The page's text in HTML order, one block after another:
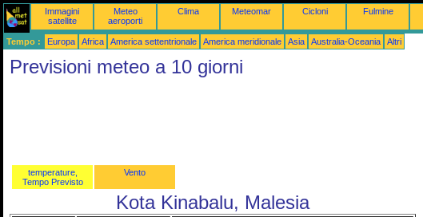
Immagini
satellite
Meteo
aeroporti
Clima Meteomar Cicloni Fulmine
Tempo : Europa Africa America settentrionale America meridionale Asia Australia-Oceania Altri
Previsioni meteo a 10 giorni
temperature,
Tempo Previsto
Vento
Kota Kinabalu, Malesia